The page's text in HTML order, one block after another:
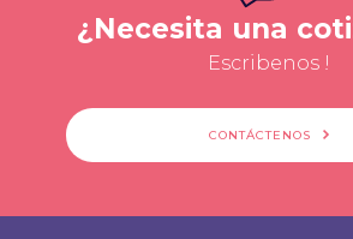
¿Necesita una
Escribenos !
CONTÁCTENOS